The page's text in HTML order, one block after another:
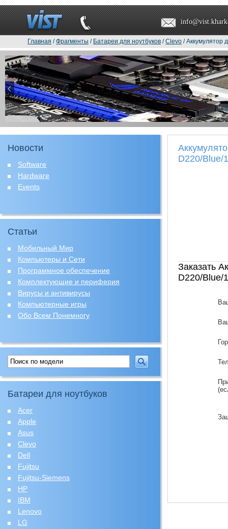
Главная /Фрагменты / Батареи для ноутбуков /Clevo / Аккумулятор
Новости
Software
Hardware
Events
Статьи
Мобильный Мир
Компьютеры и Сети
Программное обеспечение
Комплектующие и периферия
Вирусы и антивирусы
Компьютерные игры
Обо Всем Понемногу
Батареи для ноутбуков
Acer
Apple
Asus
Clevo
Dell
Fujitsu
Fujitsu-Siemens
HP
IBM
Lenovo
LG
D220/Blue/
Заказать
D220/Blue/